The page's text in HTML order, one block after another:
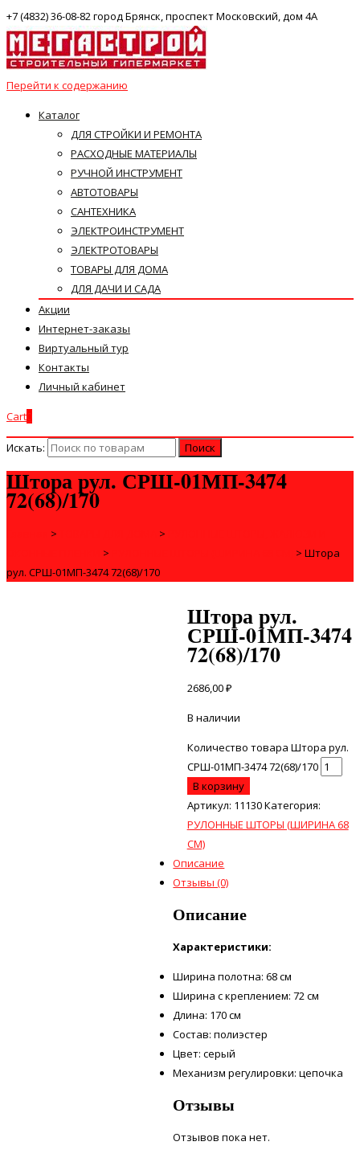
+7 (4832) 36-08-82 город Брянск, проспект Московский, дом 4А
Перейти к содержанию
Каталог
ДЛЯ СТРОЙКИ И РЕМОНТА
РАСХОДНЫЕ МАТЕРИАЛЫ
РУЧНОЙ ИНСТРУМЕНТ
АВТОТОВАРЫ
САНТЕХНИКА
ЭЛЕКТРОИНСТРУМЕНТ
ЭЛЕКТРОТОВАРЫ
ТОВАРЫ ДЛЯ ДОМА
ДЛЯ ДАЧИ И САДА
Акции
Интернет-заказы
Виртуальный тур
Контакты
Личный кабинет
Cart
Искать:
Штора рул. СРШ-01МП-3474
72(68)/170
> >
> > Штора
рул. СРШ-01МП-3474 72(68)/170
Штора рул.
СРШ-01МП-3474
72(68)/170
2686,00₽
В наличии
Количество товара Штора рул.
СРШ-01МП-3474 72(68)/170
В корзину
Артикул: 11130Категория:
РУЛОННЫЕ ШТОРЫ (ШИРИНА 68
СМ)
Описание
Отзывы (0)
Описание
Характеристики:
Ширина полотна: 68 см
Ширина с креплением: 72 см
Длина: 170 см
Состав: полиэстер
Цвет: серый
Механизм регулировки: цепочка
Отзывы
Отзывов пока нет.